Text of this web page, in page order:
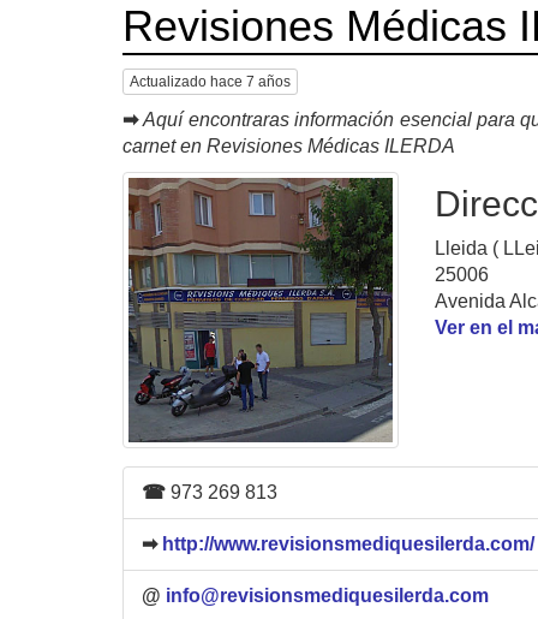
Revisiones Médicas
Actualizado hace 7 años
➡ Aquí encontraras información esencial para
carnet en Revisiones Médicas ILERDA
Lleida (
25006
Avenida
Ver en el
☎ 973 269 813
➡ http://www.revisionsmediquesilerda.com/
@ info@revisionsmediquesilerda.com